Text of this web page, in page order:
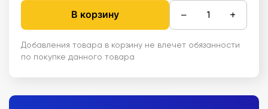
В корзину − +
Добавления товара в корзину не влечет обязанности
по покупке данного товара